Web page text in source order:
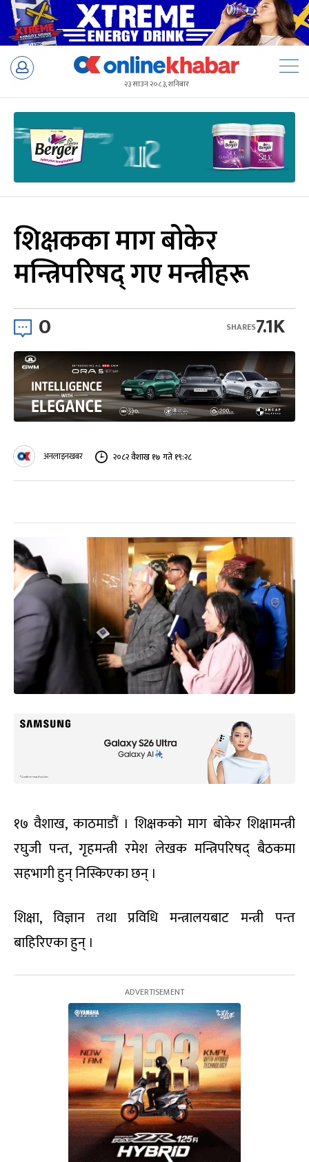
Skip
२३ साउन २०८३, शनिबार
शिक्षकका माग बोकेर
मन्त्रिपरिषद् गए मन्त्रीहरू
0 7.1K
SHARES
अनलाइनखबर २०८२ वैशाख १७ गते १९:२८
१७ वैशाख, काठमाडौं । शिक्षकको माग बोकेर शिक्षामन्त्री
रघुजी पन्त, गृहमन्त्री रमेश लेखक मन्त्रिपरिषद् बैठकमा
सहभागी हुन् निस्किएका छन् ।
शिक्षा, विज्ञान तथा प्रविधि मन्त्रालयबाट मन्त्री पन्त
बाहिरिएका हुन् ।